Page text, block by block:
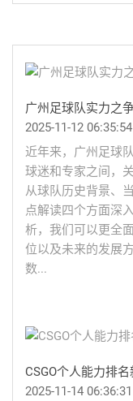
广州足球队实力之
2025-11-12 06:35:54
近年来，广州足球
球迷和专家之间，
从球队历史背景、
点解读四个方面深
析，我们可以更全
位以及未来的发展
数...
CSGO个人能力排
2025-11-14 06:36:31